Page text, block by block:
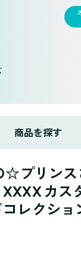
商品を探す
☆プリン
カス
コレクシ